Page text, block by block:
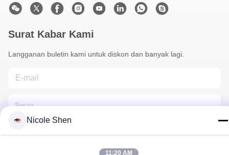
Surat Kabar Kami
Langganan buletin kami untuk diskon dan banyak lagi.
Nicole Shen
11:20 AM